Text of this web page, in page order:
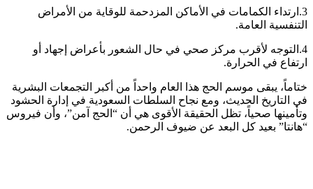
3.ارتداء الكمامات في الأماكن المزدحمة للوقاية من الأمراض
التنفسية العامة.
4.التوجه لأقرب مركز صحي في حال الشعور بأعراض إجهاد أو
ارتفاع في الحرارة.
ختاماً، يبقى موسم الحج هذا العام واحداً من أكبر التجمعات البشرية
في التاريخ الحديث، ومع نجاح السلطات السعودية في إدارة الحشود
وتأمينها صحياً، تظل الحقيقة الأقوى هي أن “الحج آمن”، وأن فيروس
“هانتا” بعيد كل البعد عن ضيوف الرحمن.